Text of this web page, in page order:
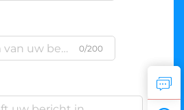
0/200